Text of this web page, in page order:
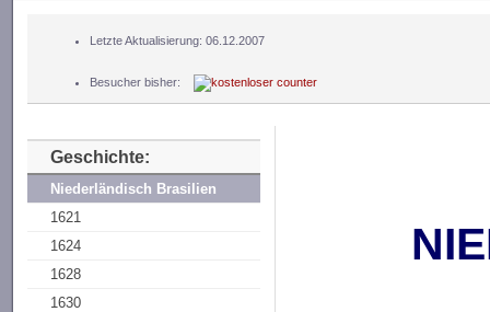
Letzte Aktualisierung: 06.12.2007
Besucher bisher:
Geschichte:
Niederländisch Brasilien
1621
1624
1628
1630